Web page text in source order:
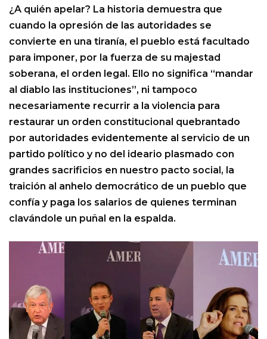
¿A quién apelar? La historia demuestra que
cuando la opresión de las autoridades se
convierte en una tiranía, el pueblo está facultado
para imponer, por la fuerza de su majestad
soberana, el orden legal. Ello no significa “mandar
al diablo las instituciones”, ni tampoco
necesariamente recurrir a la violencia para
restaurar un orden constitucional quebrantado
por autoridades evidentemente al servicio de un
partido político y no del ideario plasmado con
grandes sacrificios en nuestro pacto social, la
traición al anhelo democrático de un pueblo que
confía y paga los salarios de quienes terminan
clavándole un puñal en la espalda.